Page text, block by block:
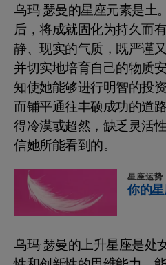
乌玛·瑟曼的星座元素是土
后，将成就固化为持久而
静、现实的气质，既严谨
并切实地培育自己的物质
知使她能够进行明智的投
而铺平通往丰硕成功的道
得冷漠或超然，缺乏灵活
信她所能看到的。
星座运势
你的
乌玛·瑟曼的上升星座是处